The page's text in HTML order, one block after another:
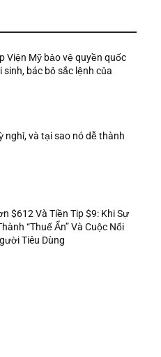
Viện Mỹ bảo vệ quyền quốc
sinh, bác bỏ sắc lệnh của
nghỉ, và tại sao nó dễ thành
$612 Và Tiền Tip $9: Khi Sự
“Thuế Ẩn” Và Cuộc Nổi
Tiêu Dùng